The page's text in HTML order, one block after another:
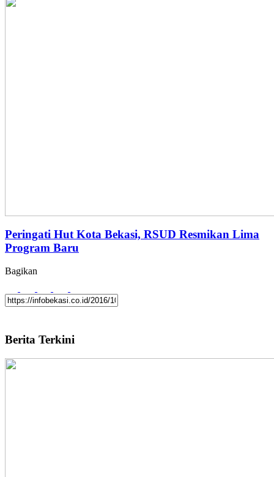
Peringati Hut Kota Bekasi, RSUD Resmikan Lima
Program Baru
Bagikan
Berita Terkini